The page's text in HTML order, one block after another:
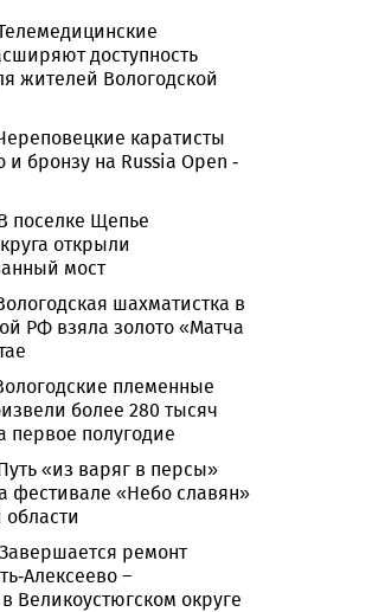
доступность
жителей Вологодской
каратисты
и бронзу на Russia Open -
поселке Щепье
открыли
мост
шахматистка в
РФ взяла золото «Матча
племенные
более 280 тысяч
первое полугодие
«из варяг в персы»
фестивале «Небо славян»
области
Завершается ремонт
Алексеево –
Великоустюгском округе